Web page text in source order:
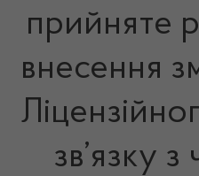
прийняте
внесення
зв’язку